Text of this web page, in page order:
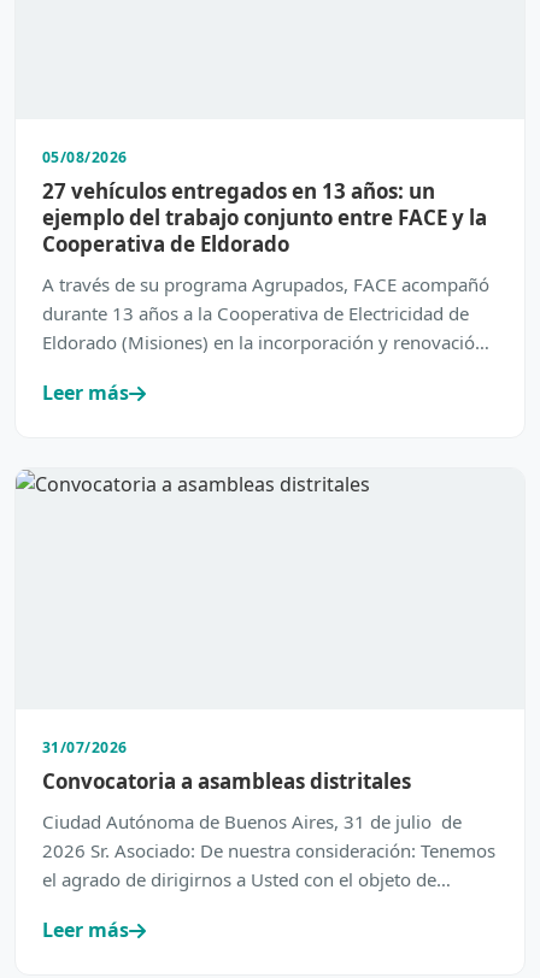
05/08/2026
27 vehículos entregados en 13 años: un
ejemplo del trabajo conjunto entre FACE y la
Cooperativa de Eldorado
A través de su programa Agrupados, FACE acompañó
durante 13 años a la Cooperativa de Electricidad de
Eldorado (Misiones) en la incorporación y renovación
Leer más
31/07/2026
Convocatoria a asambleas distritales
Ciudad Autónoma de Buenos Aires, 31 de julio de
2026 Sr. Asociado: De nuestra consideración: Tenemos
el agrado de dirigirnos a Usted con el objeto de
Leer más